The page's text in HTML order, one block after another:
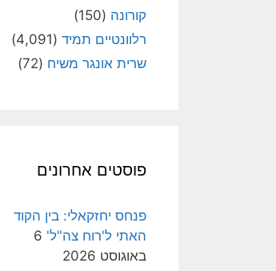
קורונה (150)
רלוונטיים תמיד (4,091)
שרית אונגר משיח (72)
פוסטים אחרונים
פנחס יחזקאלי: בין הקוד
האתי ל'רוח צה"ל' 6
באוגוסט 2026